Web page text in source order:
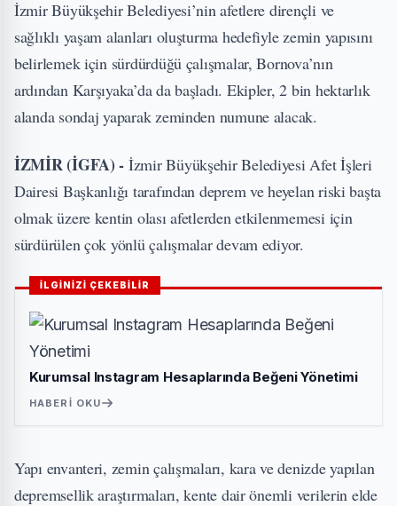
İzmir Büyükşehir Belediyesi’nin afetlere dirençli ve
sağlıklı yaşam alanları oluşturma hedefiyle zemin yapısını
belirlemek için sürdürdüğü çalışmalar, Bornova’nın
ardından Karşıyaka’da da başladı. Ekipler, 2 bin hektarlık
alanda sondaj yaparak zeminden numune alacak.
İZMİR (İGFA) - İzmir Büyükşehir Belediyesi Afet İşleri
Dairesi Başkanlığı tarafından deprem ve heyelan riski başta
olmak üzere kentin olası afetlerden etkilenmemesi için
sürdürülen çok yönlü çalışmalar devam ediyor.
İLGİNİZİ ÇEKEBİLİR
Kurumsal Instagram Hesaplarında Beğeni Yönetimi
HABERI OKU
Yapı envanteri, zemin çalışmaları, kara ve denizde yapılan
depremsellik araştırmaları, kente dair önemli verilerin elde